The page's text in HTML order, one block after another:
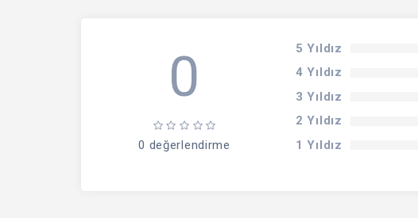
0
0 değerlendirme
5 Yıldız
4 Yıldız
3 Yıldız
2 Yıldız
1 Yıldız